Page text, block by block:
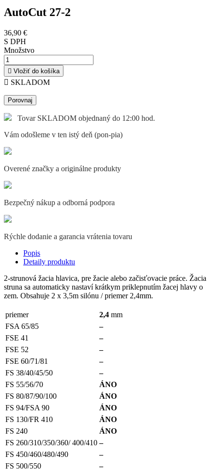
AutoCut 27-2
36,90 €
S DPH
Množstvo
 Vložiť do košíka
 SKLADOM
Porovnaj
Tovar SKLADOM objednaný do 12:00 hod.
Vám odošleme v ten istý deň (pon-pia)
Overené značky a originálne produkty
Bezpečný nákup a odborná podpora
Rýchle dodanie a garancia vrátenia tovaru
Popis
Detaily produktu
2-strunová žacia hlavica, pre žacie alebo začisťovacie práce. Žacia
struna sa automaticky nastaví krátkym priklepnutím žacej hlavy o
zem. Obsahuje 2 x 3,5m silónu / priemer 2,4mm.
priemer 2,4 mm
FSA 65/85
–
FSE 41
–
FSE 52
–
FSE 60/71/81
–
FS 38/40/45/50
–
FS 55/56/70
ÁNO
FS 80/87/90/100
ÁNO
FS 94/FSA 90
ÁNO
FS 130/FR 410
ÁNO
FS 240
ÁNO
FS 260/310/350/360/ 400/410 –
FS 450/460/480/490
–
FS 500/550
–